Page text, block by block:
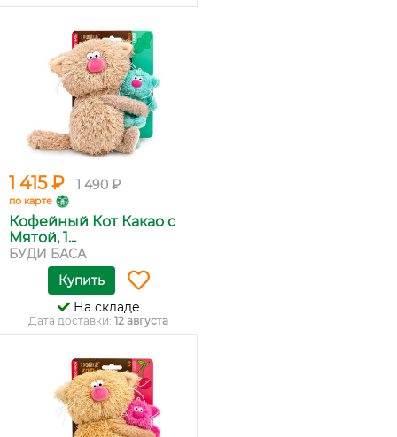
1 415 ₽ 1 490 ₽
по карте
Кофейный Кот Какао с
Мятой, 1...
БУДИ БАСА
Купить
На складе
Дата доставки: 12 августа